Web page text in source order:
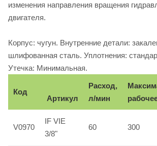
изменения направления вращения
двигателя.
Корпус: чугун. Внутренние детали:
шлифованная сталь. Уплотнения:
Утечка: Минимальная.
Код
Артикул
Расход,
л/мин
V0970
IF VIE
3/8"
60 300